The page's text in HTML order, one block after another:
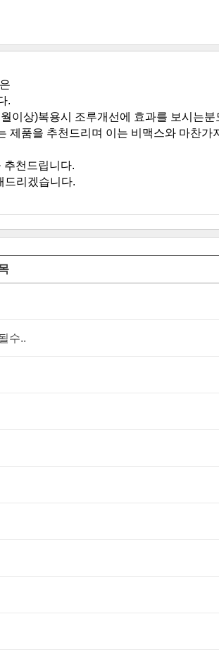
.
이상)복용시 조루개선에 효과를 보시는분
제품을 추천드리며 이는 비맥스와 마찬가
추천드립니다.
드리겠습니다.
수..